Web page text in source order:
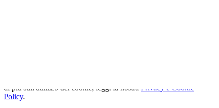
di più sull'utilizzo dei cookie, leggi la nostra Privacy e Cookie
Policy.